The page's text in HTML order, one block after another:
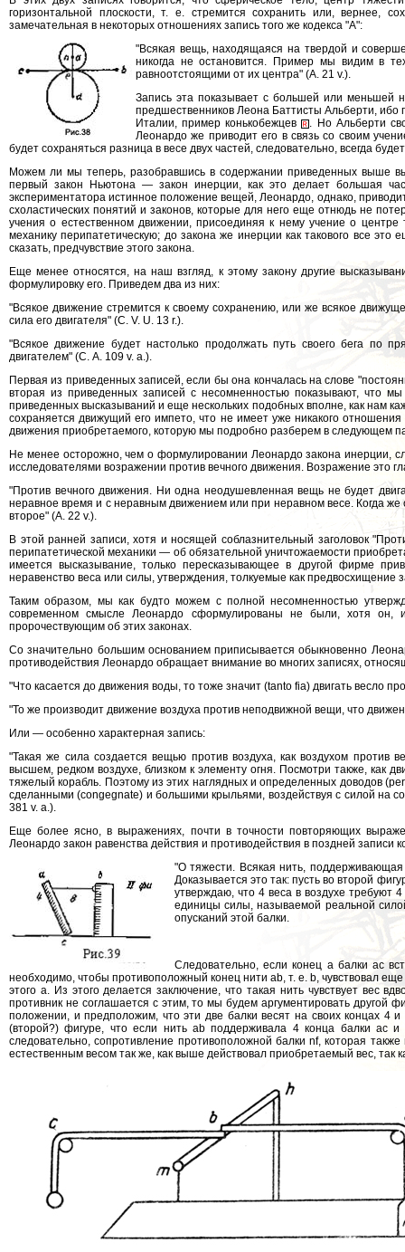
горизонтальной плоскости, т. е. стремится сохранить или, вернее,
замечательная в некоторых отношениях запись того же кодекса "А":
"Всякая вещь, находящаяся на твердой и
никогда не остановится. Пример мы видим в
равноотстоящими от их центра" (А. 21 v.).
Запись эта показывает с большей или меньшей
предшественников Леона Баттисты Альберти, ибо
Италии, пример конькобежцев
. Но Альберти
Леонардо же приводит его в связь со своим
будет сохраняться разница в весе двух частей, следовательно, всегда
Можем ли мы теперь, разобравшись в содержании приведенных выше
первый закон Ньютона — закон инерции, как это делает большая
экспериментатора истинное положение вещей, Леонардо, однако,
схоластических понятий и законов, которые для него еще отнюдь не
учения о естественном движении, присоединяя к нему учение о
механику перипатетическую; до закона же инерции как такового все
сказать, предчувствие этого закона.
Еще менее относятся, на наш взгляд, к этому закону другие
формулировку его. Приведем два из них:
"Всякое движение стремится к своему сохранению, или же всякое
сила его двигателя" (С. V. U. 13 r.).
"Всякое движение будет настолько продолжать путь своего бега по
двигателем" (С. А. 109 v. a.).
Первая из приведенных записей, если бы она кончалась на слове
вторая из приведенных записей с несомненностью показывают, что
приведенных высказываний и еще нескольких подобных вполне, как нам
сохраняется движущий его импето, что не имеет уже никакого
движения приобретаемого, которую мы подробно разберем в следующем
Не менее осторожно, чем о формулировании Леонардо закона инерции,
исследователями возражении против вечного движения. Возражение это
"Против вечного движения. Ни одна неодушевленная вещь не будет
неравное время и с неравным движением или при неравном весе. Когда
второе" (А. 22 v.).
В этой ранней записи, хотя и носящей соблазнительный заголовок
перипатетической механики — об обязательной уничтожаемости
имеется высказывание, только пересказывающее в другой фирме
неравенство веса или силы, утверждения, толкуемые как предвосхищение
Таким образом, мы как будто можем с полной несомненностью
современном смысле Леонардо сформулированы не были, хотя он,
пророчествующим об этих законах.
Со значительно большим основанием приписывается обыкновенно
противодействия Леонардо обращает внимание во многих записях,
"Что касается до движения воды, то тоже значит (tanto fia) двигать весло
"То же производит движение воздуха против неподвижной вещи, что
Или — особенно характерная запись:
"Такая же сила создается вещью против воздуха, как воздухом
высшем, редком воздухе, близком к элементу огня. Посмотри также, как
тяжелый корабль. Поэтому из этих наглядных и определенных доводов
сделанными (congegnate) и большими крыльями, воздействуя с силой на
381 v. a.).
Еще более ясно, в выражениях, почти в точности повторяющих
Леонардо закон равенства действия и противодействия в поздней записи
"О тяжести. Всякая нить,
Доказывается это так: пусть во второй
утверждаю, что 4 веса в воздухе требуют
единицы силы, называемой реальной
опусканий этой балки.
Следовательно, если конец а балки ас
необходимо, чтобы противоположный конец нити ab, т. е. b, чувствовал
этого а. Из этого делается заключение, что такая нить чувствует вес
противник не соглашается с этим, то мы будем аргументировать другой
положении, и предположим, что эти две балки весят на своих концах
(второй?) фигуре, что если нить ab поддерживала 4 конца балки ас
следовательно, сопротивление противоположной балки nf, которая
естественным весом так же, как выше действовал приобретаемый вес, так